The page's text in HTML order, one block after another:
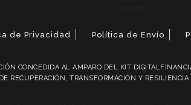
de Privacidad Política de Envío
CONCEDIDA AL AMPARO DEL KIT
RECUPERACIÓN, TRANSFORMACIÓN Y